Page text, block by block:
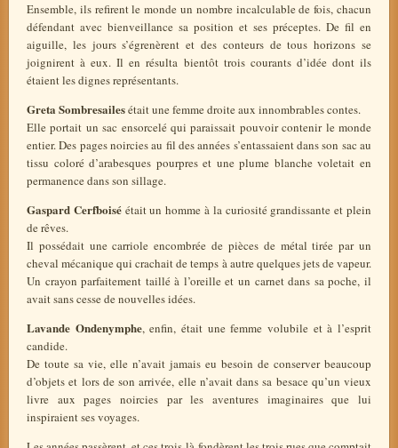
Ensemble, ils refirent le monde un nombre incalculable de fois, chacun
défendant avec bienveillance sa position et ses préceptes. De fil en
aiguille, les jours s’égrenèrent et des conteurs de tous horizons se
joignirent à eux. Il en résulta bientôt trois courants d’idée dont ils
étaient les dignes représentants.
Greta Sombresailesétait une femme droite aux innombrables contes.
Elle portait un sac ensorcelé qui paraissait pouvoir contenir le monde
entier. Des pages noircies au fil des années s’entassaient dans son sac au
tissu coloré d’arabesques pourpres et une plume blanche voletait en
permanence dans son sillage.
Gaspard Cerfboiséétait un homme à la curiosité grandissante et plein
de rêves.
Il possédait une carriole encombrée de pièces de métal tirée par un
cheval mécanique qui crachait de temps à autre quelques jets de vapeur.
Un crayon parfaitement taillé à l’oreille et un carnet dans sa poche, il
avait sans cesse de nouvelles idées.
Lavande Ondenymphe, enfin, était une femme volubile et à l’esprit
candide.
De toute sa vie, elle n’avait jamais eu besoin de conserver beaucoup
d’objets et lors de son arrivée, elle n’avait dans sa besace qu’un vieux
livre aux pages noircies par les aventures imaginaires que lui
inspiraient ses voyages.